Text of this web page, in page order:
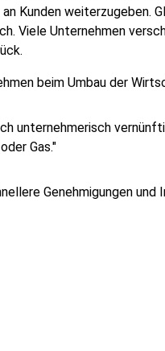
Kunden weiterzugeben.
Viele Unternehmen
beim Umbau der
unternehmerisch
Gas."
Genehmigungen und